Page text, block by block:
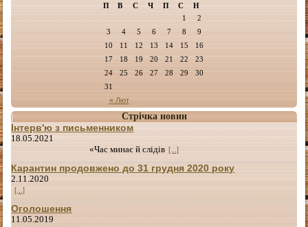
П
В С Ч П С Н
« Лют
1
2
3
4 5 6 7 8
9
10
11 12 13 14 15
16
17
18 19 20 21 22
23
24
25 26 27 28 29
30
31
Стрічка новин
Інтерв'ю з письменником
18.05.2021
«Час минає й слідів [...]
Карантин продовжено до 31 грудня 2020 року
2.11.2020
[...]
Оголошення
11.05.2019